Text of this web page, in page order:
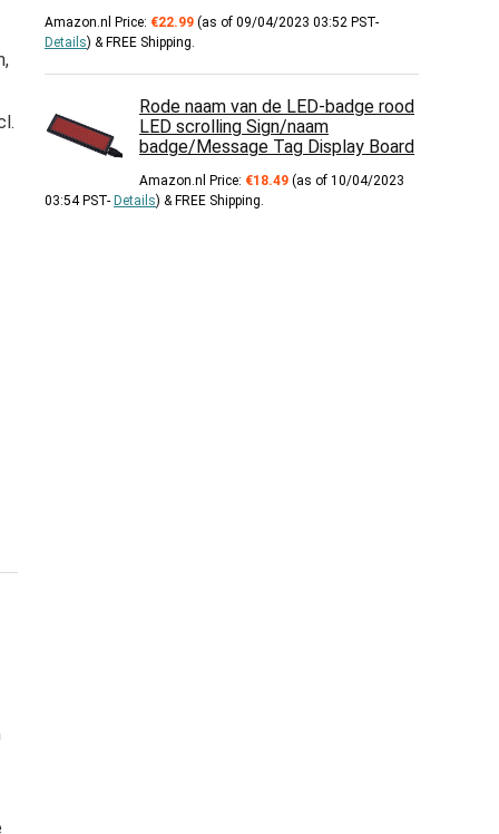
Amazon.nl Price: €22.99 (as of 09/04/2023 03:52 PST-
Details) & FREE Shipping.
Rode naam van de LED-badge rood
LED scrolling Sign/naam
badge/Message Tag Display Board
Amazon.nl Price: €18.49 (as of 10/04/2023
03:54 PST- Details) & FREE Shipping.